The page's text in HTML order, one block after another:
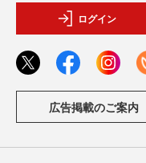
ログイン
広告掲載のご案内